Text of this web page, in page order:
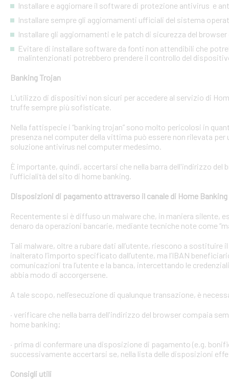
Installare e aggiornare il software di protezione antivirus e
Installare sempre gli aggiornamenti ufficiali del sistema
Installare gli aggiornamenti e le patch di sicurezza del
Evitare di installare software da fonti non attendibili che
malintenzionati potrebbero prendere il controllo del
Banking Trojan
L’utilizzo di dispositivi non sicuri per accedere al servizio di
truffe sempre più sofisticate.
Nella fattispecie i “banking trojan” sono molto pericolosi in
presenza nel computer della vittima può essere non rilevata
soluzione antivirus nel computer medesimo.
È importante, quindi, accertarsi che nella barra dell'indirizzo
l'ufficialità del sito di home banking.
Disposizioni di pagamento attraverso il canale di Home Banking
Recentemente si è diffuso un malware che, in maniera silente,
denaro da operazioni bancarie, mediante tecniche note come
Tali malware, oltre a rubare dati all’utente, riescono a
inalterato l’importo specificato dall’utente, ma l’IBAN
comunicazioni tra l’utente e la banca, intercettando le
abbia modo di accorgersene.
A tale scopo, nell’esecuzione di qualunque transazione, è
· verificare che nella barra dell'indirizzo del browser compaia
home banking;
· prima di confermare una disposizione di pagamento (e.g.
successivamente accertarsi se, nella lista delle disposizioni
Consigli utili